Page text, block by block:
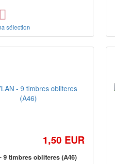
sélection
1,50 EUR
9 timbres obliteres (A46)